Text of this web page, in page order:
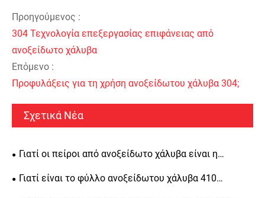
Προηγούμενος :
304 Τεχνολογία επεξεργασίας επιφάνειας από
ανοξείδωτο χάλυβα
Επόμενο :
Προφυλάξεις για τη χρήση ανοξείδωτου χάλυβα 304;
Σχετικά Νέα
Γιατί οι πείροι από ανοξείδωτο χάλυβα είναι η
καλύτερη επιλογή για ευθυγράμμιση ακριβείας, δομική
Γιατί είναι το φύλλο ανοξείδωτου χάλυβα 410